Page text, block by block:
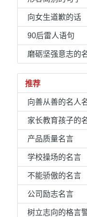
向女生道歉的话
90后雷人语句
磨砺坚强意志的
推荐
向善从善的名人
家长教育孩子的
产品质量名言
学校操场的名言
不能骄傲的名言
公司励志名言
树立志向的格言